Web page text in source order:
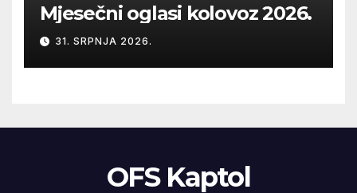
Mjesečni oglasi kolovoz 2026.
31. SRPNJA 2026.
OFS Kaptol